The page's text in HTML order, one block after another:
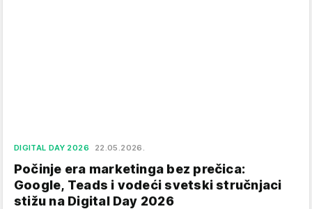
DIGITAL DAY 2026 22.05.2026.
Počinje era marketinga bez prečica:
Google, Teads i vodeći svetski stručnjaci
stižu na Digital Day 2026